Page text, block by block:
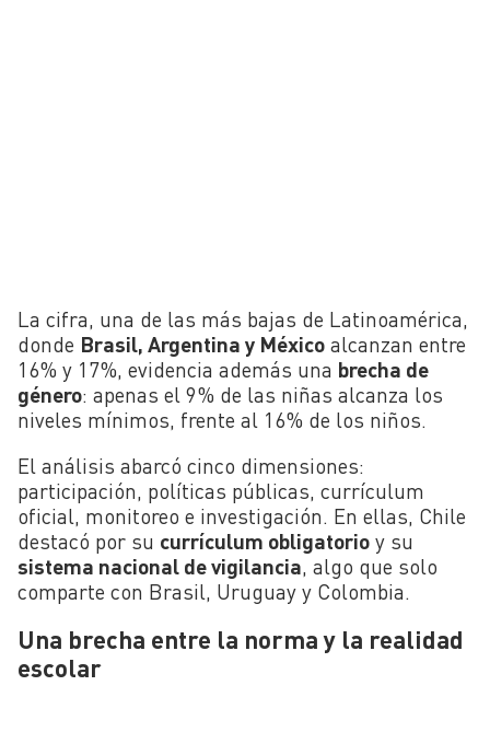
La cifra, una de las más bajas de Latinoamérica,
donde Brasil, Argentina y México alcanzan entre
16% y 17%, evidencia además una brecha de
género: apenas el 9% de las niñas alcanza los
niveles mínimos, frente al 16% de los niños.
El análisis abarcó cinco dimensiones:
participación, políticas públicas, currículum
oficial, monitoreo e investigación. En ellas, Chile
destacó por su currículum obligatorio y su
sistema nacional de vigilancia, algo que solo
comparte con Brasil, Uruguay y Colombia.
Una brecha entre la norma y la realidad
escolar